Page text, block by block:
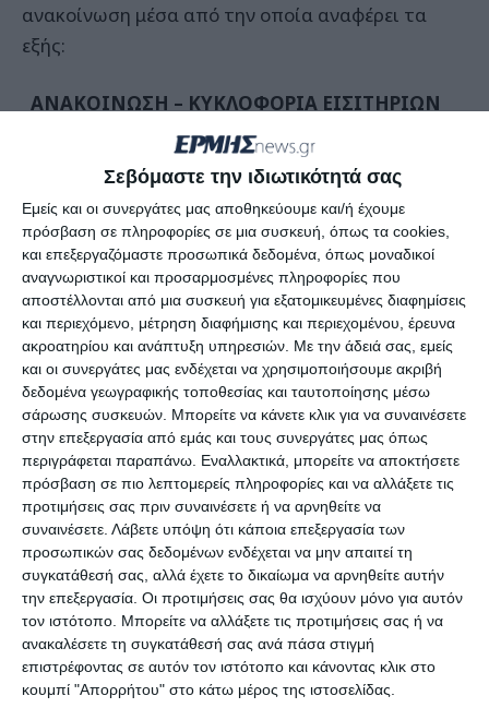
Σεβόμαστε την ιδιωτικότητά σας
Εμείς και οι συνεργάτες μας αποθηκεύουμε και/ή έχουμε
πρόσβαση σε πληροφορίες σε μια συσκευή, όπως τα cookies,
και επεξεργαζόμαστε προσωπικά δεδομένα, όπως μοναδικοί
αναγνωριστικοί και προσαρμοσμένες πληροφορίες που
αποστέλλονται από μια συσκευή για εξατομικευμένες διαφημίσεις
και περιεχόμενο, μέτρηση διαφήμισης και περιεχομένου, έρευνα
ακροατηρίου και ανάπτυξη υπηρεσιών. Με την άδειά σας, εμείς
και οι συνεργάτες μας ενδέχεται να χρησιμοποιήσουμε ακριβή
δεδομένα γεωγραφικής τοποθεσίας και ταυτοποίησης μέσω
σάρωσης συσκευών. Μπορείτε να κάνετε κλικ για να συναινέσετε
στην επεξεργασία από εμάς και τους συνεργάτες μας όπως
περιγράφεται παραπάνω. Εναλλακτικά, μπορείτε να αποκτήσετε
πρόσβαση σε πιο λεπτομερείς πληροφορίες και να αλλάξετε τις
προτιμήσεις σας πριν συναινέσετε ή να αρνηθείτε να
συναινέσετε. Λάβετε υπόψη ότι κάποια επεξεργασία των
προσωπικών σας δεδομένων ενδέχεται να μην απαιτεί τη
συγκατάθεσή σας, αλλά έχετε το δικαίωμα να αρνηθείτε αυτήν
την επεξεργασία. Οι προτιμήσεις σας θα ισχύουν μόνο για αυτόν
τον ιστότοπο. Μπορείτε να αλλάξετε τις προτιμήσεις σας ή να
ανακαλέσετε τη συγκατάθεσή σας ανά πάσα στιγμή
επιστρέφοντας σε αυτόν τον ιστότοπο και κάνοντας κλικ στο
κουμπί "Απορρήτου" στο κάτω μέρος της ιστοσελίδας.
ανακοίνωση μέσα από την οποία αναφέρει τα
εξής:
ΑΝΑΚΟΙΝΩΣΗ – ΚΥΚΛΟΦΟΡΙΑ ΕΙΣΙΤΗΡΙΩΝ
ΔΙΑΡΚΕΙΑΣ 2026-2027.
Η ΠΑΕ ΑΠΣ ΖΑΚΥΝΘΟΣ 1961 ανακοινώνει ότι από
αύριο ξεκινά η διάθεση των εισιτηρίων διαρκείας
για την αγωνιστική περίοδο 2026-2027, μια
ιστορική χρονιά που βρίσκει την ομάδα μας στη
Super League 2.
Με την αγορά ενός εισιτηρίου διαρκείας δεν
εξασφαλίζετε απλώς τη θέση σας στο γήπεδο.
Γίνεστε ενεργό κομμάτι της μεγάλης προσπάθειας
που καταβάλλεται, στηρίζοντας έμπρακτα την
ομάδα του νησιού μας σε αυτή τη νέα πρόκληση.
Η φετινή σεζόν δεν είναι μια συνηθισμένη χρονιά.
Είναι η αρχή ενός νέου κεφαλαίου για τον ΑΠΣ
Ζάκυνθος και σας θέλουμε όλους δίπλα μας, ώστε
να γεμίσουμε το Δημοτικό Στάδιο σε κάθε αγώνα
και να δημιουργήσουμε την ατμόσφαιρα που μόνο
ο κόσμος της Ζακύνθου μπορεί να προσφέρει.